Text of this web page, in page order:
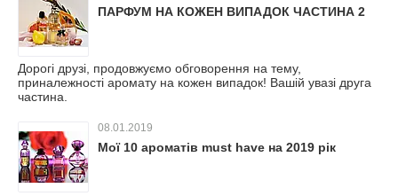
ПАРФУМ НА КОЖЕН ВИПАДОК ЧАСТИНА 2
Дорогі друзі, продовжуємо обговорення на тему,
приналежності аромату на кожен випадок! Вашій увазі друга
частина.
08.01.2019
Мої 10 ароматів must have на 2019 рік